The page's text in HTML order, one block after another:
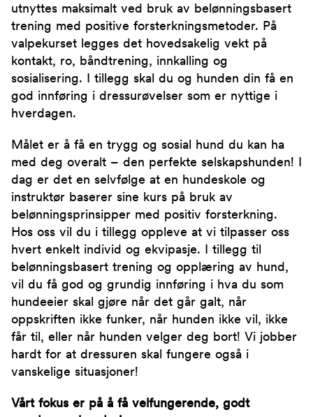
utnyttes maksimalt ved bruk av belønningsbasert
trening med positive forsterkningsmetoder. På
valpekurset legges det hovedsakelig vekt på
kontakt, ro, båndtrening, innkalling og
sosialisering. I tillegg skal du og hunden din få en
god innføring i dressurøvelser som er nyttige i
hverdagen.
Målet er å få en trygg og sosial hund du kan ha
med deg overalt – den perfekte selskapshunden! I
dag er det en selvfølge at en hundeskole og
instruktør baserer sine kurs på bruk av
belønningsprinsipper med positiv forsterkning.
Hos oss vil du i tillegg oppleve at vi tilpasser oss
hvert enkelt individ og ekvipasje. I tillegg til
belønningsbasert trening og opplæring av hund,
vil du få god og grundig innføring i hva du som
hundeeier skal gjøre når det går galt, når
oppskriften ikke funker, når hunden ikke vil, ikke
får til, eller når hunden velger deg bort! Vi jobber
hardt for at dressuren skal fungere også i
vanskelige situasjoner!
Vårt fokus er på å få velfungerende, godt